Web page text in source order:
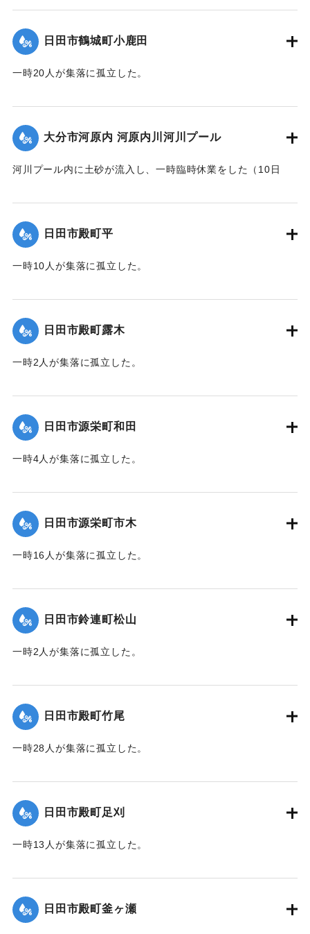
｜固有コード:01203017
日田市鶴城町小鹿田
一時20人が集落に孤立した。
｜固有コード:01203018
大分市河原内 河原内川河川プール
河川プール内に土砂が流入し、一時臨時休業をした（10日
日田市殿町平
一時10人が集落に孤立した。
｜固有コード:01203012
日田市殿町露木
一時2人が集落に孤立した。
｜固有コード:01203013
日田市源栄町和田
一時4人が集落に孤立した。
｜固有コード:01203014
日田市源栄町市木
一時16人が集落に孤立した。
｜固有コード:01203015
日田市鈴連町松山
一時2人が集落に孤立した。
｜固有コード:01203008
日田市殿町竹尾
一時28人が集落に孤立した。
｜固有コード:01203009
日田市殿町足刈
一時13人が集落に孤立した。
｜固有コード:01203010
日田市殿町釜ヶ瀬